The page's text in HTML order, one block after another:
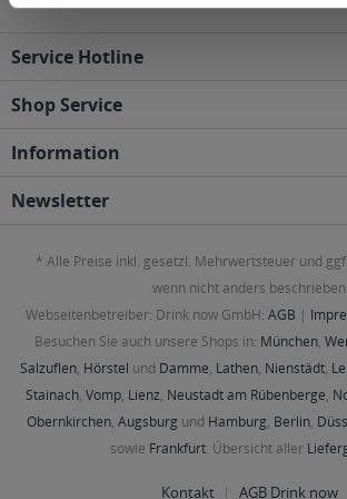
Service Hotline
Shop Service
Information
Newsletter
* Alle Preise inkl. gesetzl. Mehrwertsteuer und
wenn nicht anders beschrieben
Webseitenbetreiber: Drink now GmbH: AGB |
Besuchen Sie auch unsere Shops in: München,
Salzuflen, Hörstel und Damme, Lathen, Nienstädt,
Stainach, Vomp, Lienz, Neustadt am Rübenberge,
Obernkirchen, Augsburg und Hamburg, Berlin,
sowie Frankfurt. Übersicht aller
Kontakt AGB Drink now